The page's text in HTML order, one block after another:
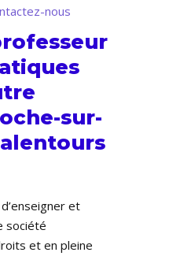
nous
sur-
et
société
et en pleine